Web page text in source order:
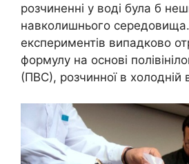
розчиненні у воді була б
навколишнього
експериментів випадково
формулу на основі
(ПВС), розчинної в холодній